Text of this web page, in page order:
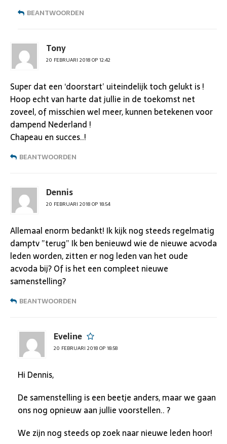
BEANTWOORDEN
Tony
20 FEBRUARI 2018 OP 12:42
Super dat een ‘doorstart’ uiteindelijk toch gelukt is !
Hoop echt van harte dat jullie in de toekomst net
zoveel, of misschien wel meer, kunnen betekenen voor
dampend Nederland !
Chapeau en succes..!
BEANTWOORDEN
Dennis
20 FEBRUARI 2018 OP 18:54
Allemaal enorm bedankt! Ik kijk nog steeds regelmatig
damptv ”terug” Ik ben benieuwd wie de nieuwe acvoda
leden worden, zitten er nog leden van het oude
acvoda bij? Of is het een compleet nieuwe
samenstelling?
BEANTWOORDEN
Eveline
20 FEBRUARI 2018 OP 18:58
Hi Dennis,
De samenstelling is een beetje anders, maar we gaan
ons nog opnieuw aan jullie voorstellen.. ?
We zijn nog steeds op zoek naar nieuwe leden hoor!